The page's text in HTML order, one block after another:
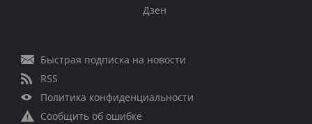
Дзен
Быстрая подписка на новости
RSS
Политика конфиденциальности
Сообщить об ошибке